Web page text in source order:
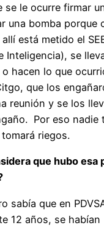
se le ocurre firmar
una bomba porque
está metido el
Inteligencia), se
hacen lo que
que los
reunión y se los
Por eso nadie
riegos.
que hubo esa
sabía que en
12 años, se